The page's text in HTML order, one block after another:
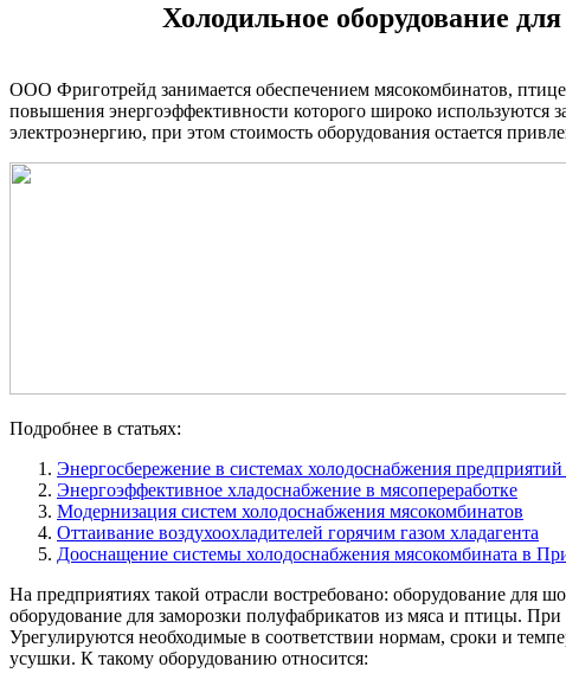
Холодильное оборудование
ООО Фриготрейд занимается обеспечением мясокомбинатов,
повышения энергоэффективности которого широко используются
электроэнергию, при этом стоимость оборудования остается
Подробнее в статьях:
Энергосбережение в системах холодоснабжения
Энергоэффективное хладоснабжение в мясопереработке
Модернизация систем холодоснабжения мясокомбинатов
Оттаивание воздухоохладителей горячим газом хладагента
Дооснащение системы холодоснабжения мясокомбината в
На предприятиях такой отрасли востребовано: оборудование для
оборудование для заморозки полуфабрикатов из мяса и птицы.
Урегулируются необходимые в соответствии нормам, сроки и
усушки. К такому оборудованию относится: